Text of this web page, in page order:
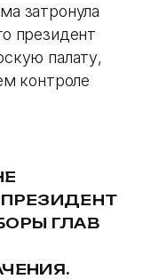
затронула
президент
палату,
контроле
ГЛАВ